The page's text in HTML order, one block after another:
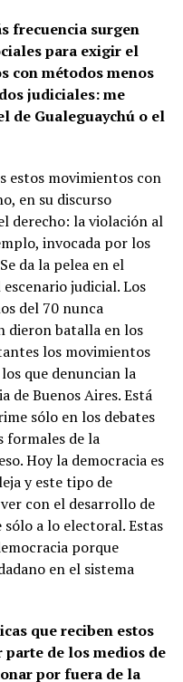
frecuencia surgen
para exigir el
con métodos menos
judiciales: me
de Gualeguaychú o el
estos movimientos con
en su discurso
derecho: la violación al
invocada por los
da la pelea en el
judicial. Los
del 70 nunca
dieron batalla en los
los movimientos
que denuncian la
de Buenos Aires. Está
sólo en los debates
formales de la
Hoy la democracia es
y este tipo de
con el desarrollo de
a lo electoral. Estas
porque
en el sistema
que reciben estos
de los medios de
por fuera de la